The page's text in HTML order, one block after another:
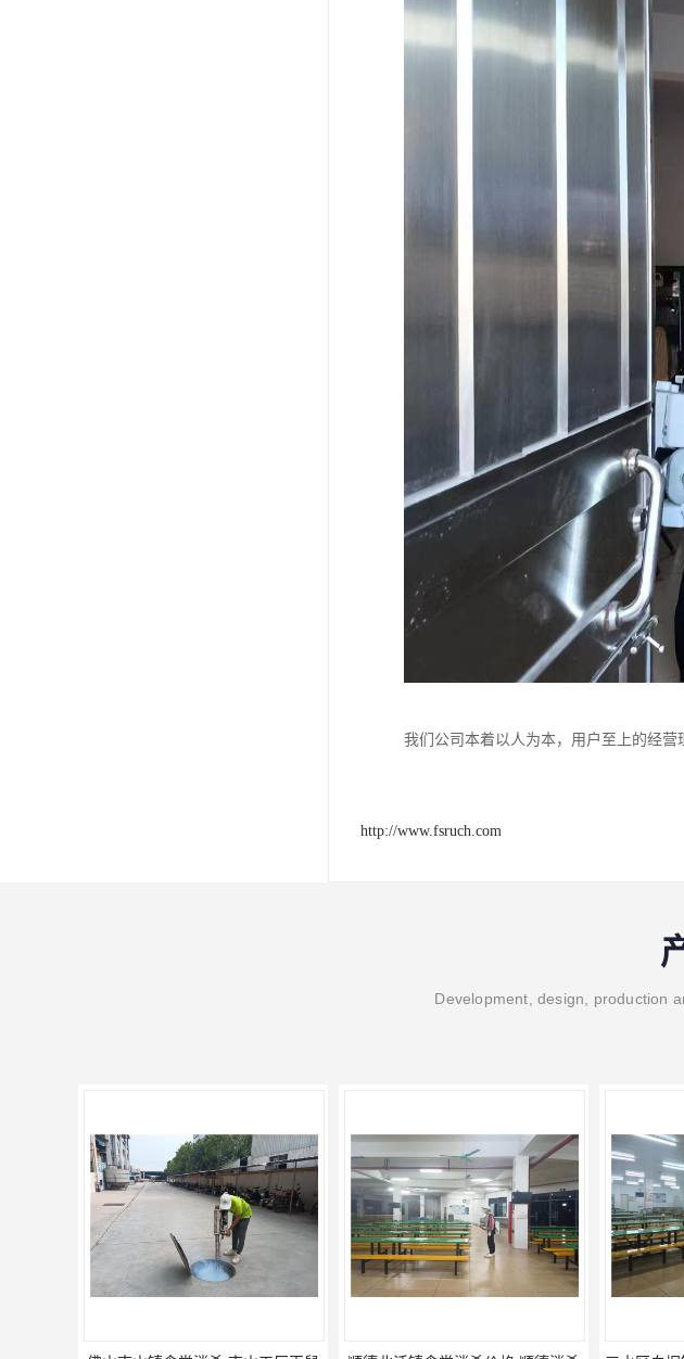
我们公司本着以人为本，用户至上的经营
http://www.fsruch.com
Development, design, production